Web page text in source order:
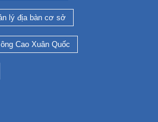
lý địa bàn cơ sở
Cao Xuân Quốc